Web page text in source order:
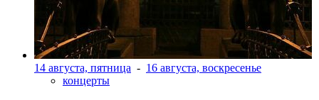
14 августа, пятница - 16 августа, воскресенье
концерты